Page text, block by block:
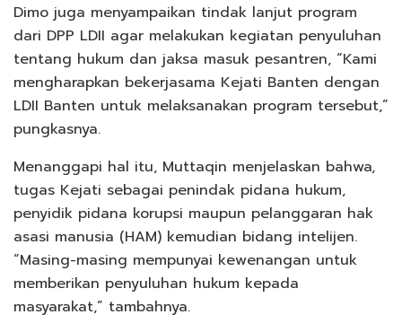
Dimo juga menyampaikan tindak lanjut program
dari DPP LDII agar melakukan kegiatan penyuluhan
tentang hukum dan jaksa masuk pesantren, “Kami
mengharapkan bekerjasama Kejati Banten dengan
LDII Banten untuk melaksanakan program tersebut,”
pungkasnya.
Menanggapi hal itu, Muttaqin menjelaskan bahwa,
tugas Kejati sebagai penindak pidana hukum,
penyidik pidana korupsi maupun pelanggaran hak
asasi manusia (HAM) kemudian bidang intelijen.
“Masing-masing mempunyai kewenangan untuk
memberikan penyuluhan hukum kepada
masyarakat,” tambahnya.